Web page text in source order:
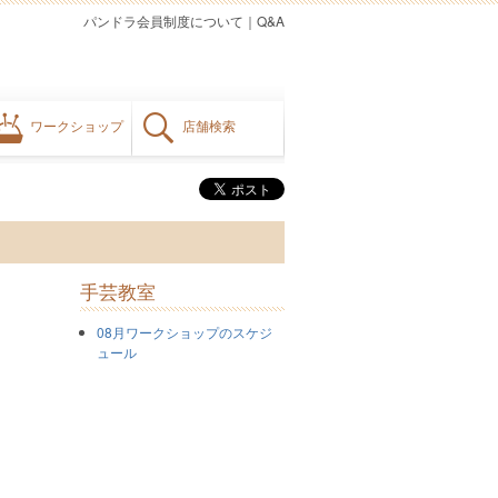
ワークショップ 店舗検索
Q&A
｜
パンドラ会員制度について
手芸教室
08月ワークショップのスケジ
ュール